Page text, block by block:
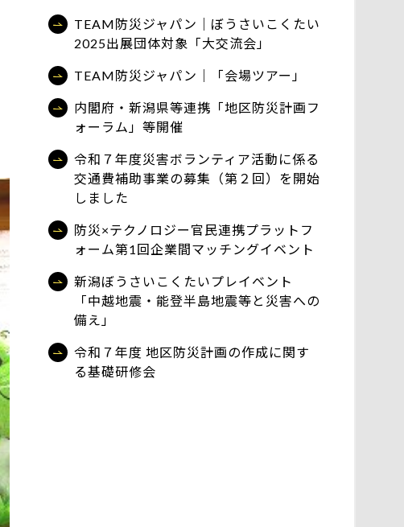
TEAM防災ジャパン｜ぼうさいこくたい
2025出展団体対象「大交流会」
TEAM防災ジャパン｜「会場ツアー」
内閣府・新潟県等連携「地区防災計画フ
ォーラム」等開催
令和７年度災害ボランティア活動に係る
交通費補助事業の募集（第２回）を開始
しました
防災×テクノロジー官民連携プラットフ
ォーム第1回企業間マッチングイベント
新潟ぼうさいこくたいプレイベント
「中越地震・能登半島地震等と災害への
備え」
令和７年度 地区防災計画の作成に関す
る基礎研修会